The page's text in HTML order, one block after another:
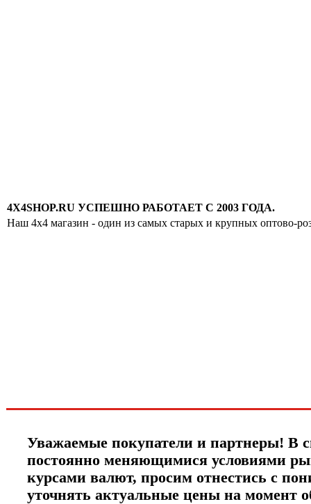
4X4SHOP.RU УСПЕШНО РАБОТАЕТ С 2003 ГОДА.
Наш 4x4 магазин - один из самых старых и крупных оптово-
Уважаемые покупатели и партнеры! В
постоянно меняющимися условиями
курсами валют, просим отнестись с
уточнять актуальные цены на момент